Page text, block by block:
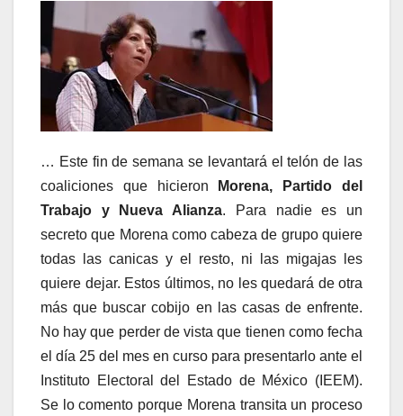
… Este fin de semana se levantará el telón de las
coaliciones que hicieron
Morena, Partido del
Trabajo y Nueva Alianza. Para nadie es un
secreto que Morena como cabeza de grupo quiere
todas las canicas y el resto, ni las migajas les
quiere dejar. Estos últimos, no les quedará de otra
más que buscar cobijo en las casas de enfrente.
No hay que perder de vista que tienen como fecha
el día 25 del mes en curso para presentarlo ante el
Instituto Electoral del Estado de México (IEEM).
Se lo comento porque Morena transita un proceso